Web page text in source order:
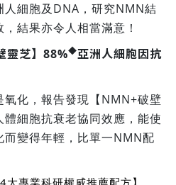
人細胞及DNA，研究NMN結
結果亦令人相當滿意！
靈芝】 88%◆亞洲人細胞因抗
化，報告發現【NMN+破壁
細胞抗衰老協同效應，能使
變得年輕，比單一NMN配
大專業科研權威推薦配方】